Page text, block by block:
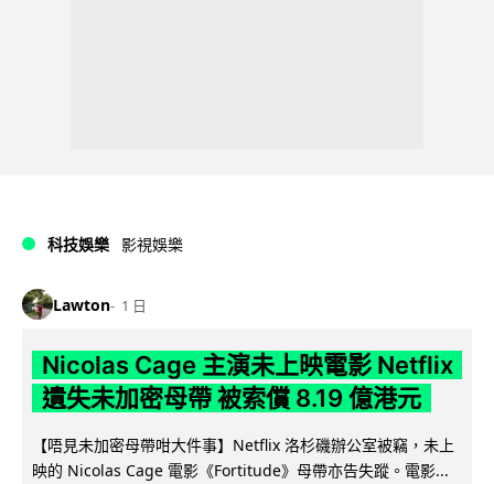
科技娛樂 影視娛樂
Lawton 1 日
Nicolas Cage 主演未上映電影 Netflix
遺失未加密母帶 被索償 8.19 億港元
【唔見未加密母帶咁大件事】Netflix 洛杉磯辦公室被竊，未上
映的 Nicolas Cage 電影《Fortitude》母帶亦告失蹤。電影...